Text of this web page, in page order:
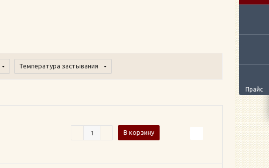
Прайс
Температура застывания
В корзину